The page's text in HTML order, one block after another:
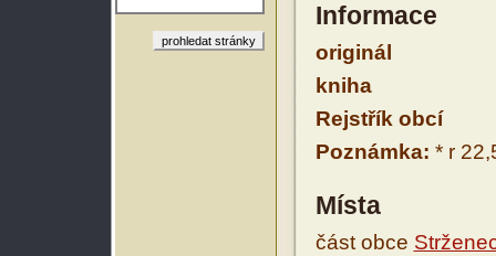
Informace
originál
kniha
Rejstřík obcí
Poznámka: * r
Místa
část obce